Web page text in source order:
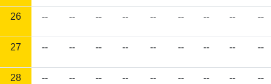
26 -- -- -- -- -- -- -- -- --
27 -- -- -- -- -- -- -- -- --
28 -- -- -- -- -- -- -- -- --